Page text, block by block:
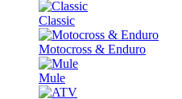
Classic
Motocross & Enduro
Mule